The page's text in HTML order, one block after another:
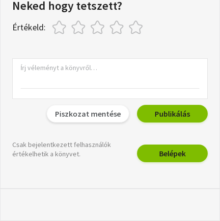
Neked hogy tetszett?
Értékeld:
Piszkozat mentése Publikálás
Csak bejelentkezett felhasználók
értékelhetik a könyvet.
Belépek